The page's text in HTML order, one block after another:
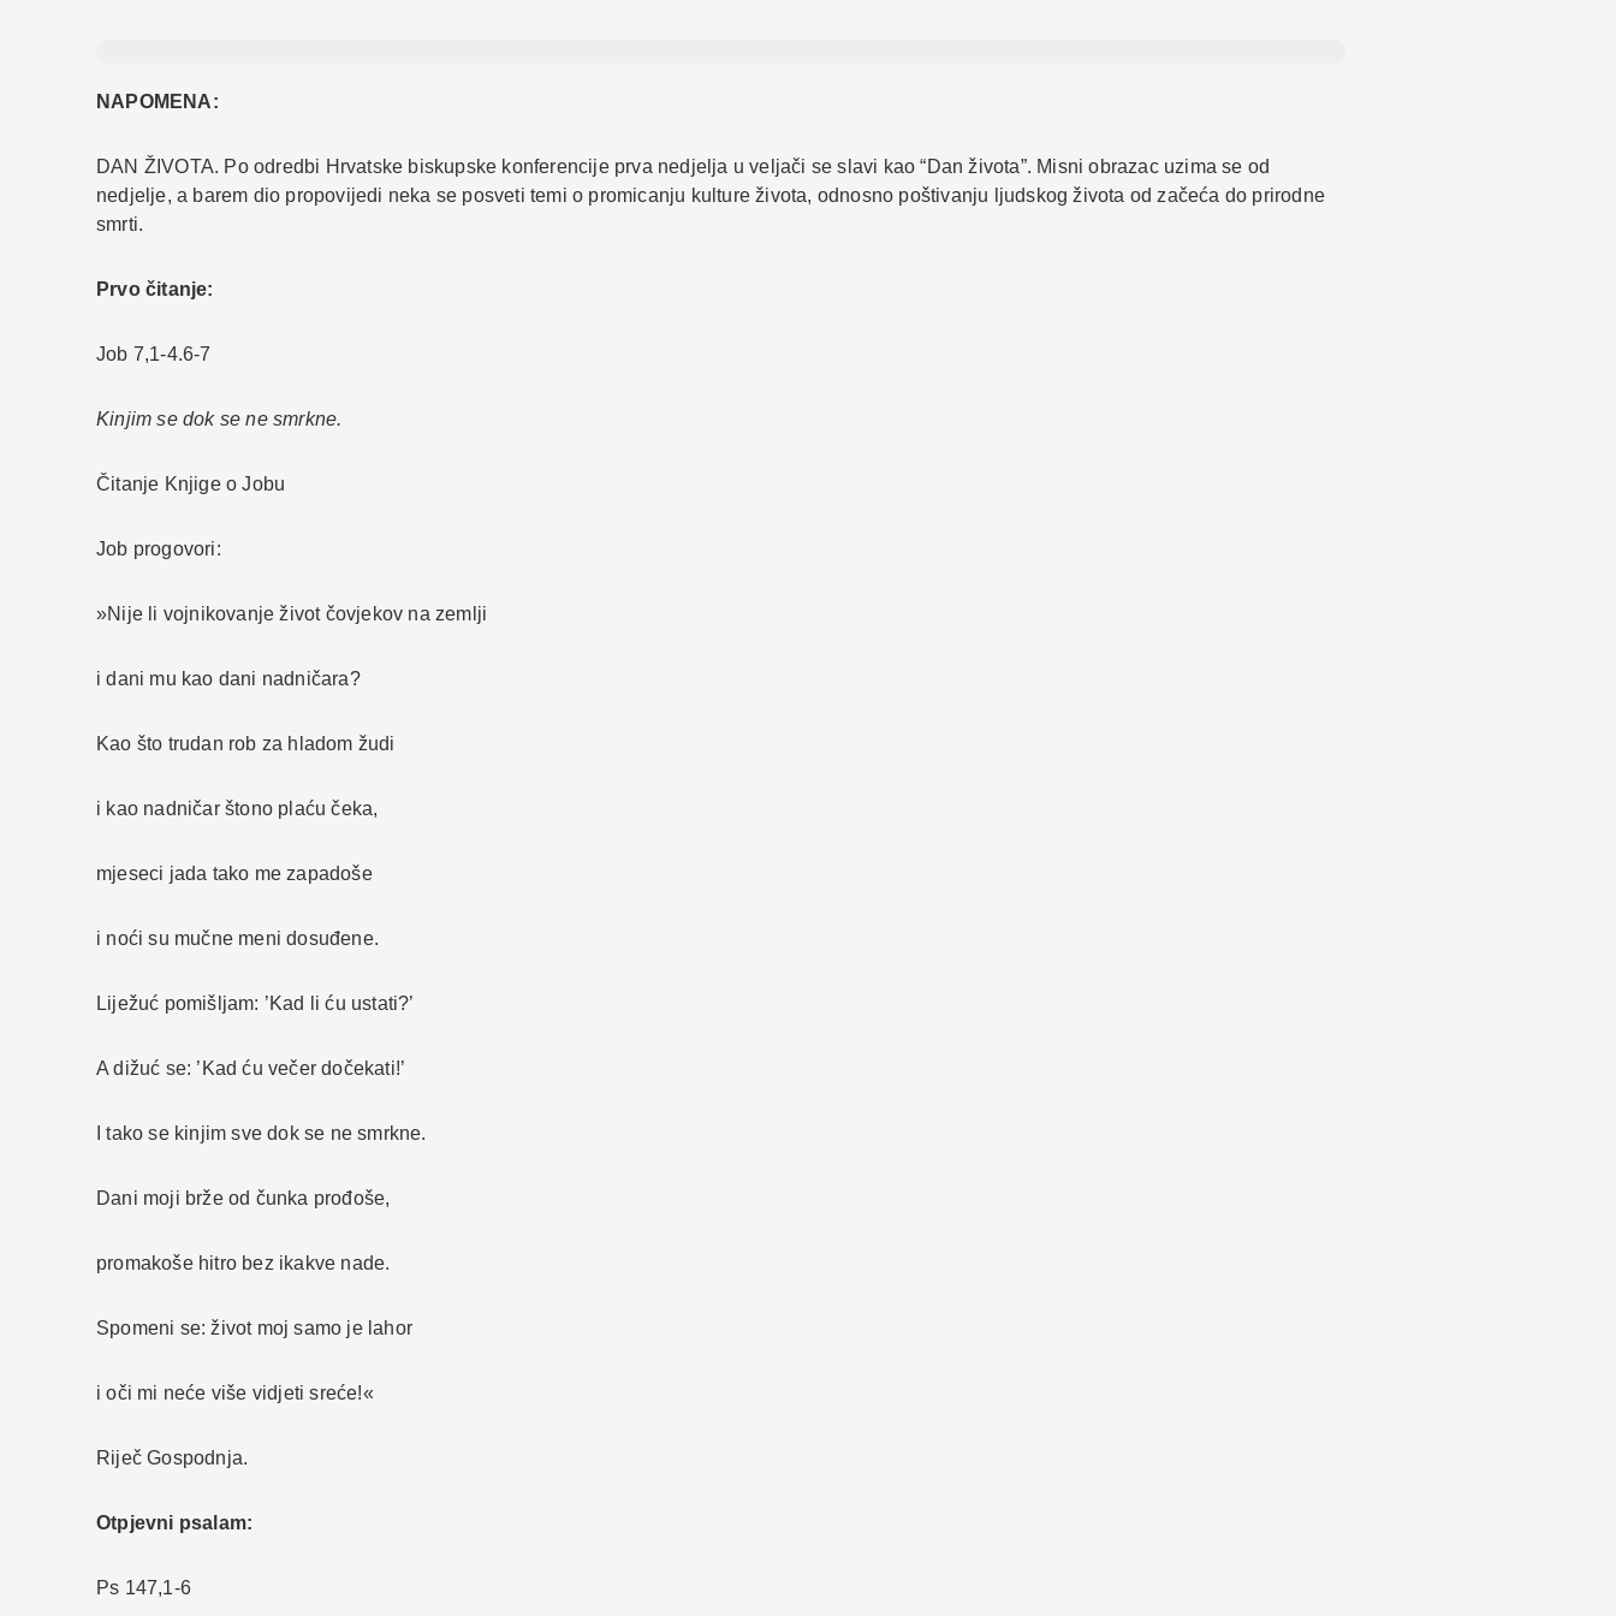
NAPOMENA:
DAN ŽIVOTA. Po odredbi Hrvatske biskupske konferencije prva nedjelja u veljači se slavi kao “Dan života”. Misni obrazac uzima se od
nedjelje, a barem dio propovijedi neka se posveti temi o promicanju kulture života, odnosno poštivanju ljudskog života od začeća do prirodne
smrti.
Prvo čitanje:
Job 7,1-4.6-7
Kinjim se dok se ne smrkne.
Čitanje Knjige o Jobu
Job progovori:
»Nije li vojnikovanje život čovjekov na zemlji
i dani mu kao dani nadničara?
Kao što trudan rob za hladom žudi
i kao nadničar štono plaću čeka,
mjeseci jada tako me zapadoše
i noći su mučne meni dosuđene.
Liježuć pomišljam: ’Kad li ću ustati?’
A dižuć se: ’Kad ću večer dočekati!’
I tako se kinjim sve dok se ne smrkne.
Dani moji brže od čunka prođoše,
promakoše hitro bez ikakve nade.
Spomeni se: život moj samo je lahor
i oči mi neće više vidjeti sreće!«
Riječ Gospodnja.
Otpjevni psalam:
Ps 147,1-6